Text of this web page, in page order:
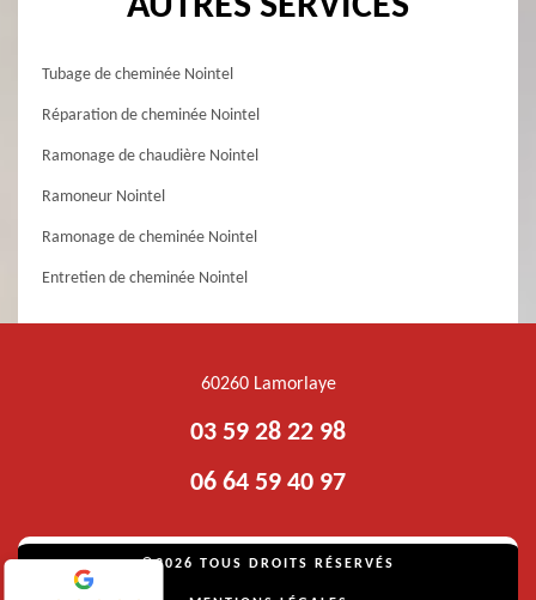
Tubage de cheminée Nointel
Réparation de cheminée Nointel
Ramonage de chaudière Nointel
Ramoneur Nointel
Ramonage de cheminée Nointel
Entretien de cheminée Nointel
60260 Lamorlaye
03 59 28 22 98
06 64 59 40 97
©2026 TOUS DROITS RÉSERVÉS